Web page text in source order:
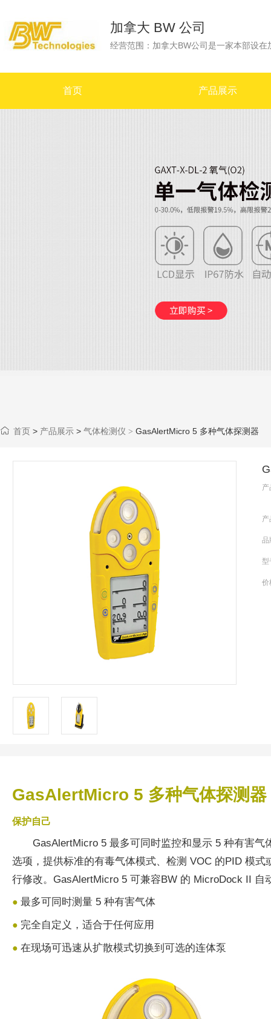
加拿大 BW 公司
首页 产品展示
首页 > 产品展示 > 气体检测仪 > GasAlertMicro 5 多种气体探测器
产
产
品
型
价
GasAlertMicro 5 多种气体探测器
保护自己
GasAlertMicro 5 最多可同时监控和显示 5 种有害
选项，提供标准的有毒气体模式、检测 VOC 的PID 模
行修改。GasAlertMicro 5 可兼容BW 的 MicroDock II
● 最多可同时测量 5 种有害气体
● 完全自定义，适合于任何应用
● 在现场可迅速从扩散模式切换到可选的连体泵